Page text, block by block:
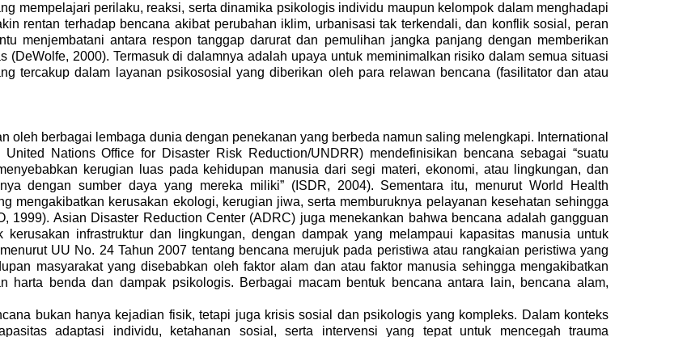
mempelajari perilaku, reaksi, serta dinamika psikologis individu maupun kelompok dalam menghadapi
rentan terhadap bencana akibat perubahan iklim, urbanisasi tak terkendali, dan konflik sosial, peran
menjembatani antara respon tanggap darurat dan pemulihan jangka panjang dengan memberikan
2000). Termasuk di dalamnya adalah upaya untuk meminimalkan risiko dalam semua situasi
tercakup dalam layanan psikososial yang diberikan oleh para relawan bencana (fasilitator dan atau
oleh berbagai lembaga dunia dengan penekanan yang berbeda namun saling melengkapi. International
Nations Office for Disaster Risk Reduction/UNDRR) mendefinisikan bencana sebagai “suatu
kerugian luas pada kehidupan manusia dari segi materi, ekonomi, atau lingkungan, dan
dengan sumber daya yang mereka miliki” (ISDR, 2004). Sementara itu, menurut World Health
mengakibatkan kerusakan ekologi, kerugian jiwa, serta memburuknya pelayanan kesehatan sehingga
1999). Asian Disaster Reduction Center (ADRC) juga menekankan bahwa bencana adalah gangguan
infrastruktur dan lingkungan, dengan dampak yang melampaui kapasitas manusia untuk
UU No. 24 Tahun 2007 tentang bencana merujuk pada peristiwa atau rangkaian peristiwa yang
masyarakat yang disebabkan oleh faktor alam dan atau faktor manusia sehingga mengakibatkan
harta benda dan dampak psikologis. Berbagai macam bentuk bencana antara lain, bencana alam,
bukan hanya kejadian fisik, tetapi juga krisis sosial dan psikologis yang kompleks. Dalam konteks
adaptasi individu, ketahanan sosial, serta intervensi yang tepat untuk mencegah trauma